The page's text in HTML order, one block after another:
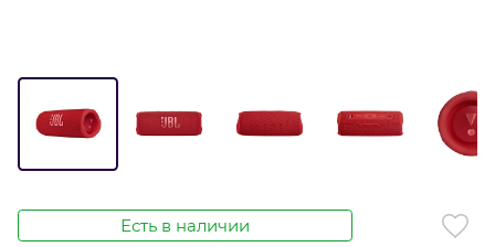
Есть в наличии